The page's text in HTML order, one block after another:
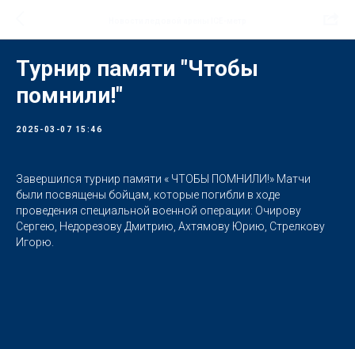
Турнир памяти "Чтобы
помнили!"
2025-03-07 15:46
Завершился турнир памяти « ЧТОБЫ ПОМНИЛИ!» Матчи
были посвящены бойцам, которые погибли в ходе
проведения специальной военной операции: Очирову
Сергею, Недорезову Дмитрию, Ахтямову Юрию, Стрелкову
Игорю.